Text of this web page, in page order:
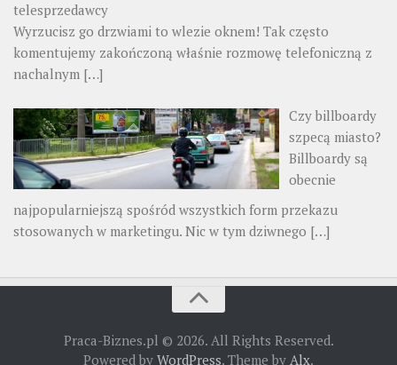
telesprzedawcy
Wyrzucisz go drzwiami to wlezie oknem! Tak często
komentujemy zakończoną właśnie rozmowę telefoniczną z
nachalnym […]
Czy billboardy
szpecą miasto?
Billboardy są
obecnie
najpopularniejszą spośród wszystkich form przekazu
stosowanych w marketingu. Nic w tym dziwnego […]
Praca-Biznes.pl © 2026. All Rights Reserved.
Powered by WordPress. Theme by Alx.